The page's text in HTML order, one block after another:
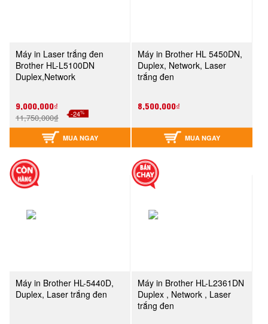
Máy in Laser trắng đen
Brother HL-L5100DN
Duplex,Network
9,000,000₫
11,750,000₫ -24%
MUA NGAY
Máy in Brother HL 5450DN,
Duplex, Network, Laser
trắng đen
8,500,000₫
MUA NGAY
Máy in Brother HL-5440D,
Duplex, Laser trắng đen
Máy in Brother HL-L2361DN
Duplex , Network , Laser
trắng đen